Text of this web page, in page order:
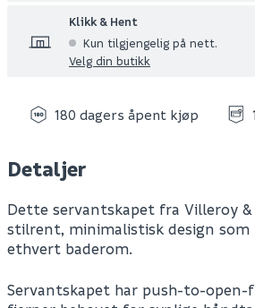
Klikk & Hent
Kun tilgjengelig på nett.
Velg din butikk
180 dagers åpent kjøp
Detaljer
Dette servantskapet fra Villeroy
stilrent, minimalistisk design som
ethvert baderom.
Servantskapet har push-to-open-